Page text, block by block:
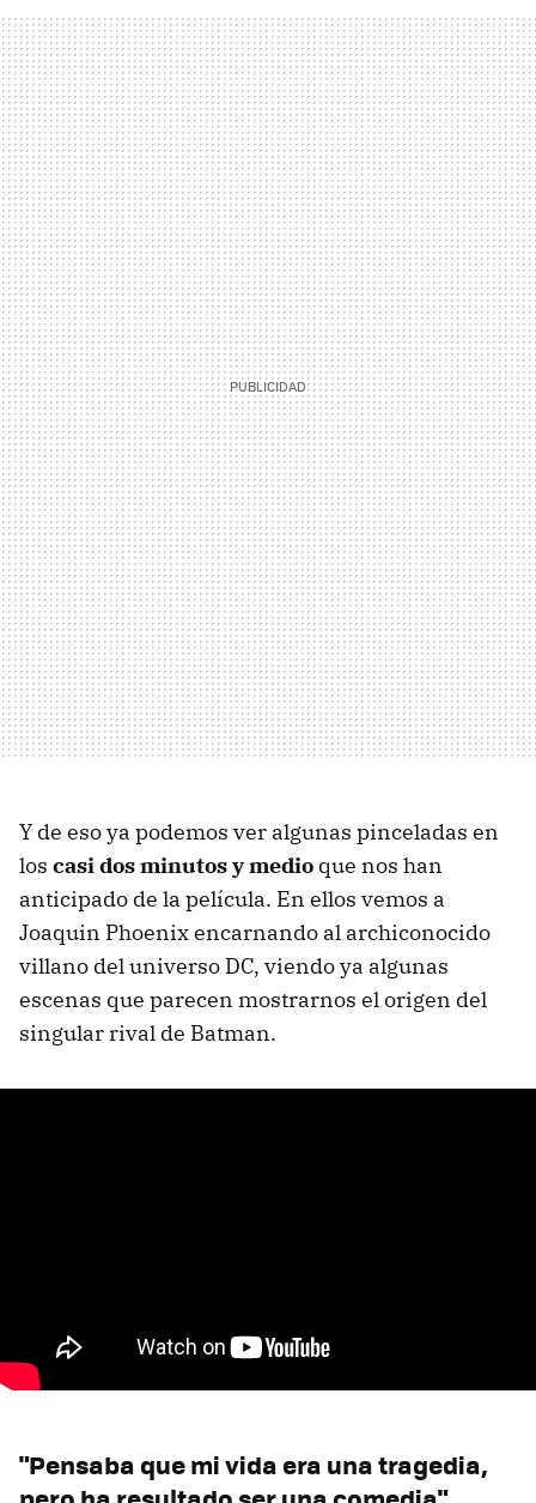
Y de eso ya podemos ver algunas pinceladas en
los casi dos minutos y medio que nos han
anticipado de la película. En ellos vemos a
Joaquin Phoenix encarnando al archiconocido
villano del universo DC, viendo ya algunas
escenas que parecen mostrarnos el origen del
singular rival de Batman.
"Pensaba que mi vida era una tragedia,